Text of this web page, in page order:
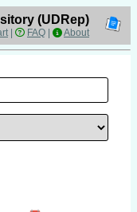
(UDRep)
| FAQ About